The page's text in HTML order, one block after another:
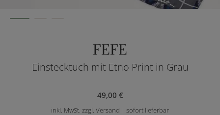
FEFE
Einstecktuch mit Etno Print in Grau
49,00 €
inkl. MwSt. zzgl. Versand | sofort lieferbar